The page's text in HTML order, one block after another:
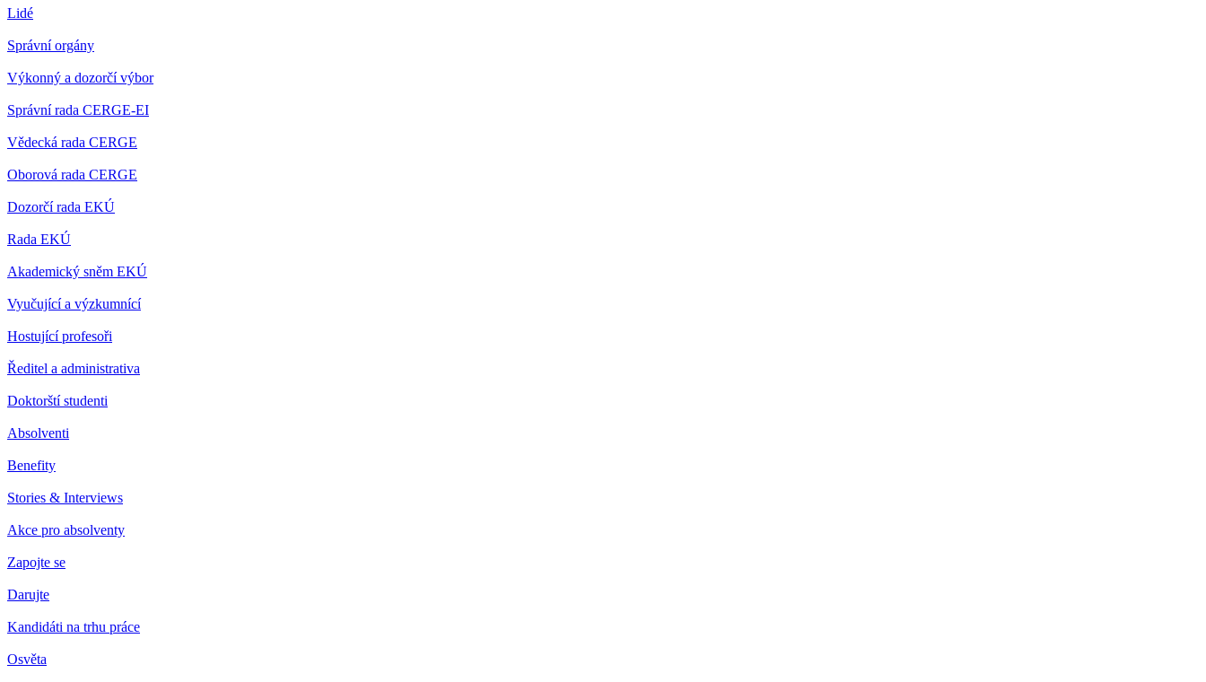
Lidé
Správní orgány
Výkonný a dozorčí výbor
Správní rada CERGE-EI
Vědecká rada CERGE
Oborová rada CERGE
Dozorčí rada EKÚ
Rada EKÚ
Akademický sněm EKÚ
Vyučující a výzkumnící
Hostující profesoři
Ředitel a administrativa
Doktorští studenti
Absolventi
Benefity
Stories & Interviews
Akce pro absolventy
Zapojte se
Darujte
Kandidáti na trhu práce
Osvěta